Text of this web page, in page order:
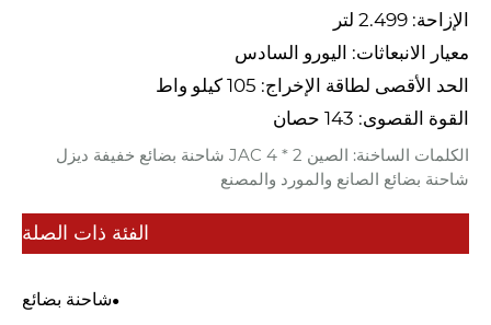
الإزاحة: 2.499 لتر
معيار الانبعاثات: اليورو السادس
الحد الأقصى لطاقة الإخراج: 105 كيلو واط
القوة القصوى: 143 حصان
الكلمات الساخنة: الصين JAC 4 * 2 شاحنة بضائع خفيفة ديزل
شاحنة بضائع الصانع والمورد والمصنع
الفئة ذات الصلة
شاحنة بضائع